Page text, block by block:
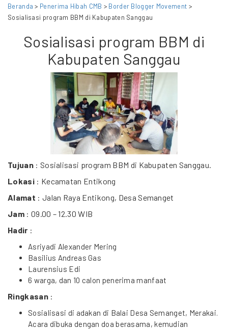
Beranda > Penerima Hibah CMB > Border Blogger Movement >
Sosialisasi program BBM di Kabupaten Sanggau
Sosialisasi program BBM di
Kabupaten Sanggau
Tujuan: Sosialisasi program BBM di Kabupaten Sanggau.
Lokasi: Kecamatan Entikong
Alamat : Jalan Raya Entikong, Desa Semanget
Jam: 09.00 – 12.30 WIB
Hadir :
Asriyadi Alexander Mering
Basilius Andreas Gas
Laurensius Edi
6 warga, dan 10 calon penerima manfaat
Ringkasan:
Sosialisasi di adakan di Balai Desa Semanget, Merakai.
Acara dibuka dengan doa berasama, kemudian